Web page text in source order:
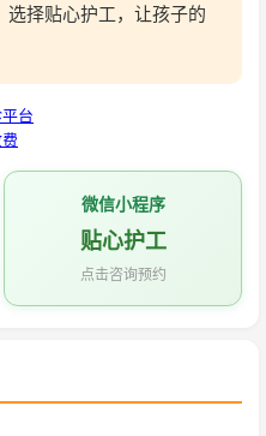
择贴心护工，让孩子的
台
微信小程序
贴心护工
点击咨询预约